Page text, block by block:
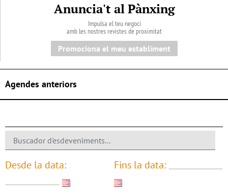
Anuncia't al Pànxing
Impulsa el teu negoci
amb les nostres revistes de proximitat
Promociona el meu establiment
Agendes anteriors
Desde la data: Fins la data: